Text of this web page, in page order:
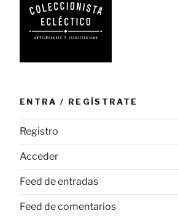
ENTRA / REGÍSTRATE
Registro
Acceder
Feed de entradas
Feed de comentarios